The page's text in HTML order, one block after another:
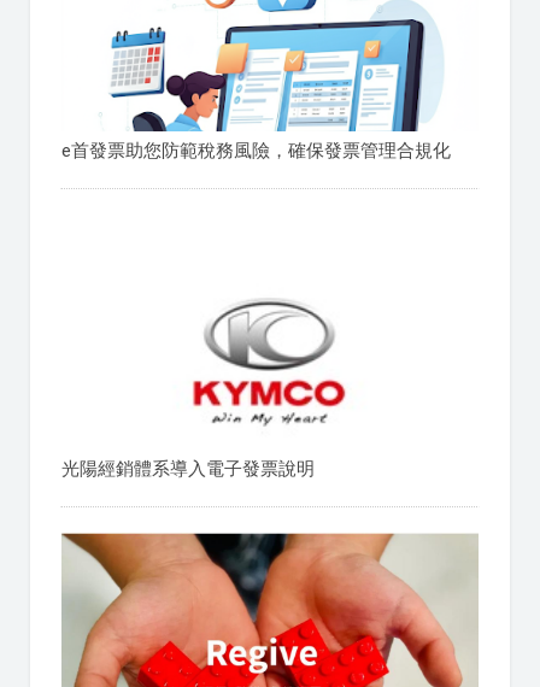
e首發票助您防範稅務風險，確保發票管理合規化
光陽經銷體系導入電子發票說明